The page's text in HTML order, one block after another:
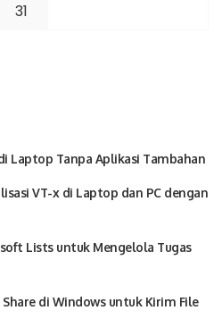
31
Laptop Tanpa Aplikasi Tambahan
VT-x di Laptop dan PC dengan
Lists untuk Mengelola Tugas
Share di Windows untuk Kirim File